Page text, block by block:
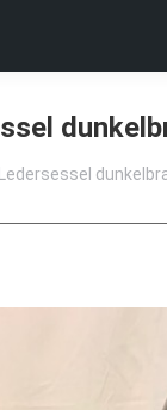
sich hier:
Ledersessel